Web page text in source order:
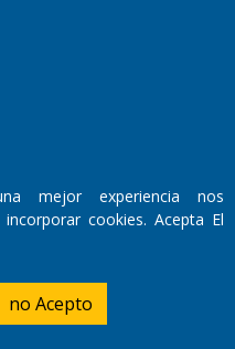
mejor experiencia nos
cookies. Acepta El
no Acepto